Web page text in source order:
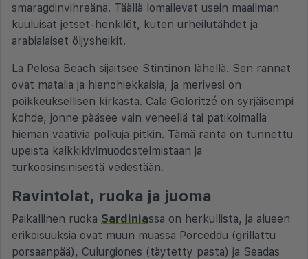
smaragdinvihreänä. Täällä lomailevat usein maailman
kuuluisat jetset-henkilöt, kuten urheilutähdet ja
arabialaiset öljysheikit.
La Pelosa Beach sijaitsee Stintinon lähellä. Sen rannat
ovat matalia ja hienohiekkaisia, ja merivesi on
poikkeuksellisen kirkasta. Cala Goloritzé on syrjäisempi
kohde, jonne pääsee vain veneellä tai patikoimalla
hieman vaativia polkuja pitkin. Tämä ranta on tunnettu
upeista kalkkikivimuodostelmistaan ja
turkoosinsinisestä vedestään.
Ravintolat, ruoka ja juoma
Paikallinen ruoka Sardiniassa on herkullista, ja alueen
erikoisuuksia ovat muun muassa Porceddu (grillattu
porsaanpää), Culurgiones (täytetty pasta) ja Seadas